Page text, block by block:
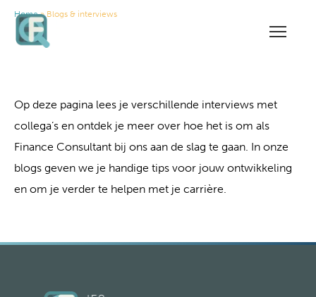
Home» Blogs & interviews
Blogs & interviews
Op deze pagina lees je verschillende interviews met
collega’s en ontdek je meer over hoe het is om als
Finance Consultant bij ons aan de slag te gaan. In onze
blogs geven we je handige tips voor jouw ontwikkeling
en om je verder te helpen met je carrière.